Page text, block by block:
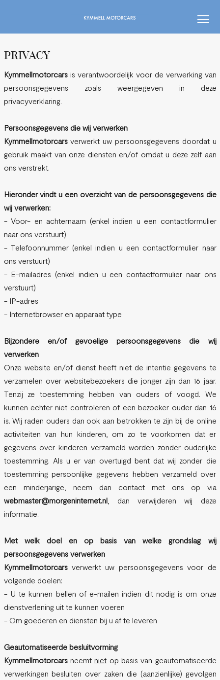
PRIVACY
Kymmellmotorcarsis verantwoordelijk voor de verwerking van
persoonsgegevens zoals weergegeven in deze
privacyverklaring.
Persoonsgegevens die wij verwerken
Kymmellmotorcarsverwerkt uw persoonsgegevens doordat u
gebruik maakt van onze diensten en/of omdat u deze zelf aan
ons verstrekt.
Hieronder vindt u een overzicht van de persoonsgegevens die
wij verwerken:
- Voor- en achternaam (enkel indien u een contactformulier
naar ons verstuurt)
- Telefoonnummer (enkel indien u een contactformulier naar
ons verstuurt)
- E-mailadres (enkel indien u een contactformulier naar ons
verstuurt)
- IP-adres
- Internetbrowser en apparaat type
Bijzondere en/of gevoelige persoonsgegevens die wij
verwerken
Onze website en/of dienst heeft niet de intentie gegevens te
verzamelen over websitebezoekers die jonger zijn dan 16 jaar.
Tenzij ze toestemming hebben van ouders of voogd. We
kunnen echter niet controleren of een bezoeker ouder dan 16
is. Wij raden ouders dan ook aan betrokken te zijn bij de online
activiteiten van hun kinderen, om zo te voorkomen dat er
gegevens over kinderen verzameld worden zonder ouderlijke
toestemming. Als u er van overtuigd bent dat wij zonder die
toestemming persoonlijke gegevens hebben verzameld over
een minderjarige, neem dan contact met ons op via
webmaster@morgeninternet.nl, dan verwijderen wij deze
informatie.
Met welk doel en op basis van welke grondslag wij
persoonsgegevens verwerken
Kymmellmotorcarsverwerkt uw persoonsgegevens voor de
volgende doelen:
- U te kunnen bellen of e-mailen indien dit nodig is om onze
dienstverlening uit te kunnen voeren
- Om goederen en diensten bij u af te leveren
Geautomatiseerde besluitvorming
Kymmellmotorcarsneemtniet op basis van geautomatiseerde
verwerkingen besluiten over zaken die (aanzienlijke) gevolgen